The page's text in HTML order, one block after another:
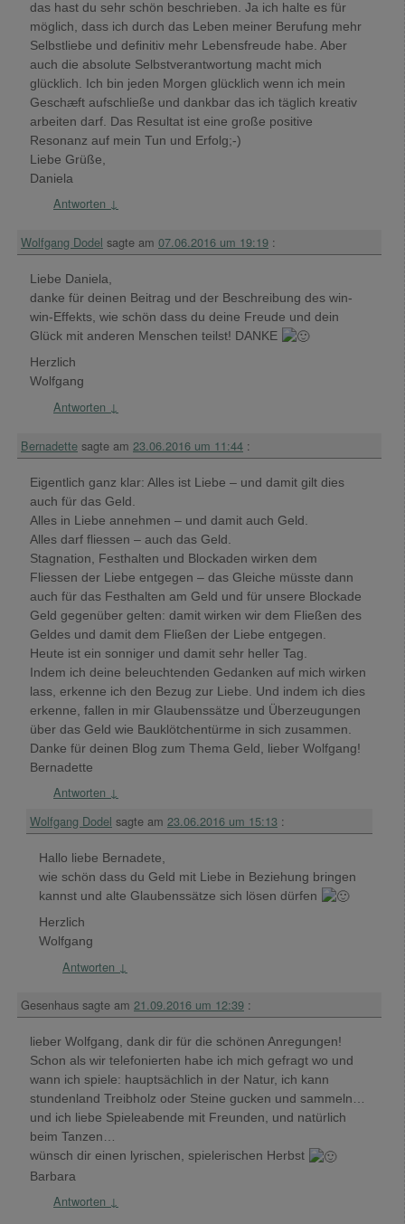
das hast du sehr schön beschrieben. Ja ich halte es für
möglich, dass ich durch das Leben meiner Berufung mehr
Selbstliebe und definitiv mehr Lebensfreude habe. Aber
auch die absolute Selbstverantwortung macht mich
glücklich. Ich bin jeden Morgen glücklich wenn ich mein
Geschæft aufschließe und dankbar das ich täglich kreativ
arbeiten darf. Das Resultat ist eine große positive
Resonanz auf mein Tun und Erfolg;-)
Liebe Grüße,
Daniela
Antworten ↓
Wolfgang Dodel sagte am 07.06.2016 um 19:19 :
Liebe Daniela,
danke für deinen Beitrag und der Beschreibung des win-
win-Effekts, wie schön dass du deine Freude und dein
Glück mit anderen Menschen teilst! DANKE
Herzlich
Wolfgang
Antworten ↓
Bernadette sagte am 23.06.2016 um 11:44 :
Eigentlich ganz klar: Alles ist Liebe – und damit gilt dies
auch für das Geld.
Alles in Liebe annehmen – und damit auch Geld.
Alles darf fliessen – auch das Geld.
Stagnation, Festhalten und Blockaden wirken dem
Fliessen der Liebe entgegen – das Gleiche müsste dann
auch für das Festhalten am Geld und für unsere Blockade
Geld gegenüber gelten: damit wirken wir dem Fließen des
Geldes und damit dem Fließen der Liebe entgegen.
Heute ist ein sonniger und damit sehr heller Tag.
Indem ich deine beleuchtenden Gedanken auf mich wirken
lass, erkenne ich den Bezug zur Liebe. Und indem ich dies
erkenne, fallen in mir Glaubenssätze und Überzeugungen
über das Geld wie Bauklötchentürme in sich zusammen.
Danke für deinen Blog zum Thema Geld, lieber Wolfgang!
Bernadette
Antworten ↓
Wolfgang Dodel sagte am 23.06.2016 um 15:13 :
Hallo liebe Bernadete,
wie schön dass du Geld mit Liebe in Beziehung bringen
kannst und alte Glaubenssätze sich lösen dürfen
Herzlich
Wolfgang
Antworten ↓
Gesenhaus sagte am 21.09.2016 um 12:39 :
lieber Wolfgang, dank dir für die schönen Anregungen!
Schon als wir telefonierten habe ich mich gefragt wo und
wann ich spiele: hauptsächlich in der Natur, ich kann
stundenland Treibholz oder Steine gucken und sammeln…
und ich liebe Spieleabende mit Freunden, und natürlich
beim Tanzen…
wünsch dir einen lyrischen, spielerischen Herbst
Barbara
Antworten ↓